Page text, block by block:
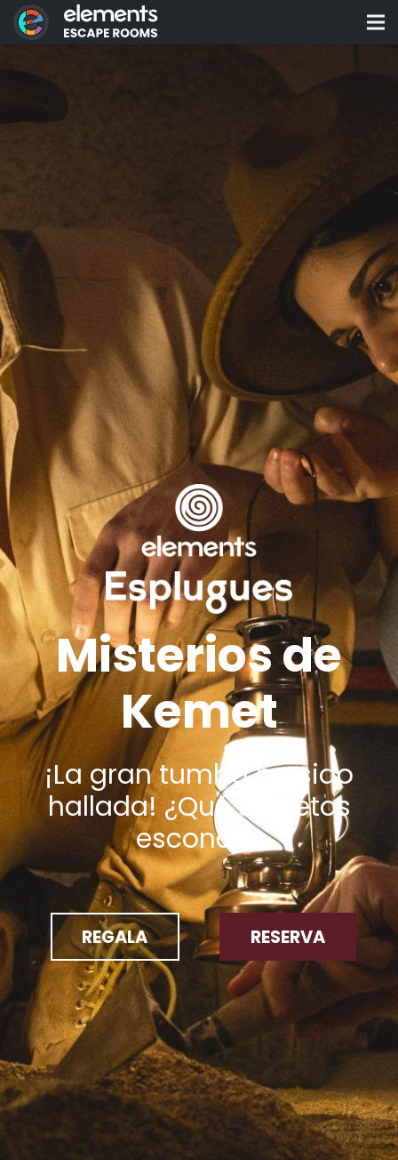
Misterios de
Kemet
¡La gran tumba ha sido
hallada! ¿Qué secretos
esconde?
REGALA RESERVA